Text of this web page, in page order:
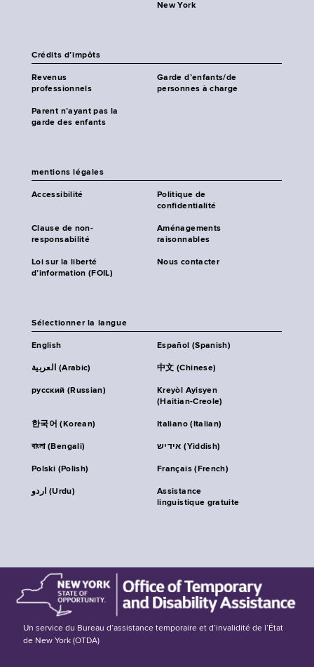
New York
Crédits d’impôts
Revenus
professionnels
Garde d’enfants/de
personnes à charge
Parent n’ayant pas la
garde des enfants
mentions légales
Accessibilité
Politique de
confidentialité
Clause de non-
responsabilité
Aménagements
raisonnables
Loi sur la liberté
d’information (FOIL)
Nous contacter
Sélectionner la langue
English Español (Spanish)
العربية (Arabic) 中文 (Chinese)
русский (Russian)
Kreyòl Ayisyen
(Haitian-Creole)
한국어 (Korean) Italiano (Italian)
বাংলা (Bengali) אידיש (Yiddish)
Polski (Polish) Français (French)
اردو (Urdu)
Assistance
linguistique gratuite
Un service du Bureau d’assistance temporaire et d’invalidité de l’État
de New York (OTDA)